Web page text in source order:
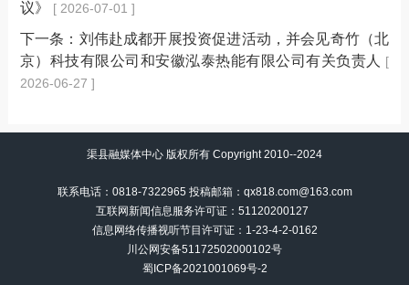
议》
[ 2026-07-01 ]
下一条： 刘伟赴成都开展投资促进活动，并会见奇竹（北
京）科技有限公司和安徽泓泰热能有限公司有关负责人
[
2026-06-27 ]
渠县融媒体中心 版权所有 Copyright 2010--2024
联系电话：0818-7322965 投稿邮箱：qx818.com@163.com
互联网新闻信息服务许可证：51120200127
信息网络传播视听节目许可证： 1-23-4-2-0162
川公网安备51172502000102号
蜀ICP备2021001069号-2